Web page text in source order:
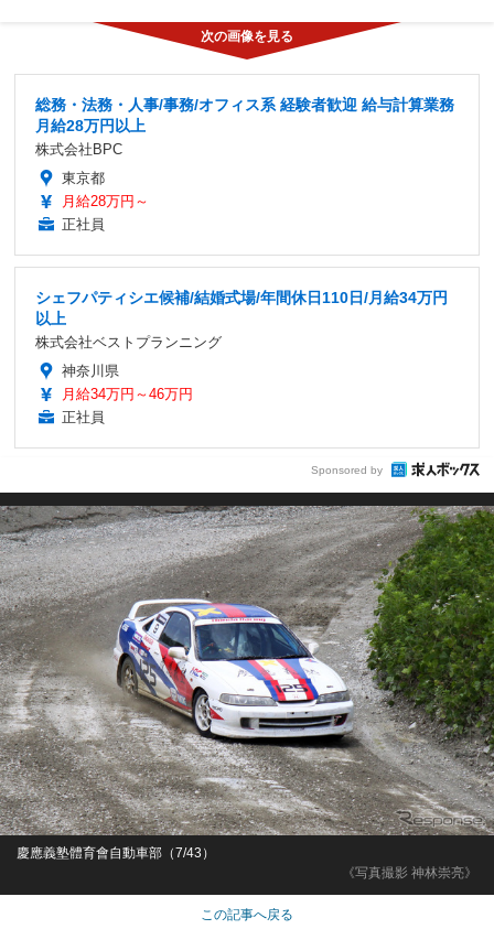
総務・法務・人事/事務/オフィス系 経験者歓迎 給与計算業務
月給28万円以上
株式会社BPC
東京都
月給28万円～
正社員
シェフパティシエ候補/結婚式場/年間休日110日/月給34万円
以上
株式会社ベストプランニング
神奈川県
月給34万円～46万円
正社員
Sponsored by
《写真撮影 神林崇亮》
慶應義塾體育會自動車部（7/43）
この記事へ戻る